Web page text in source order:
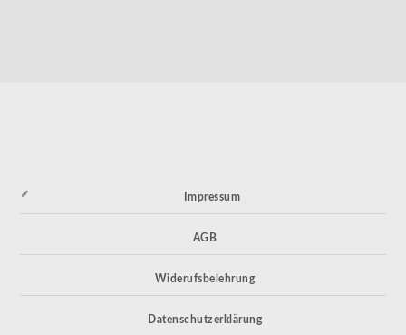
Impressum
AGB
Widerufsbelehrung
Datenschutzerklärung